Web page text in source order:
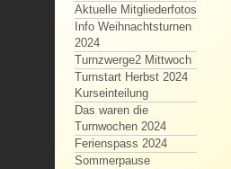
Aktuelle Mitgliederfotos
Info Weihnachtsturnen
2024
Turnzwerge2 Mittwoch
Turnstart Herbst 2024
Kurseinteilung
Das waren die
Turnwochen 2024
Ferienspass 2024
Sommerpause